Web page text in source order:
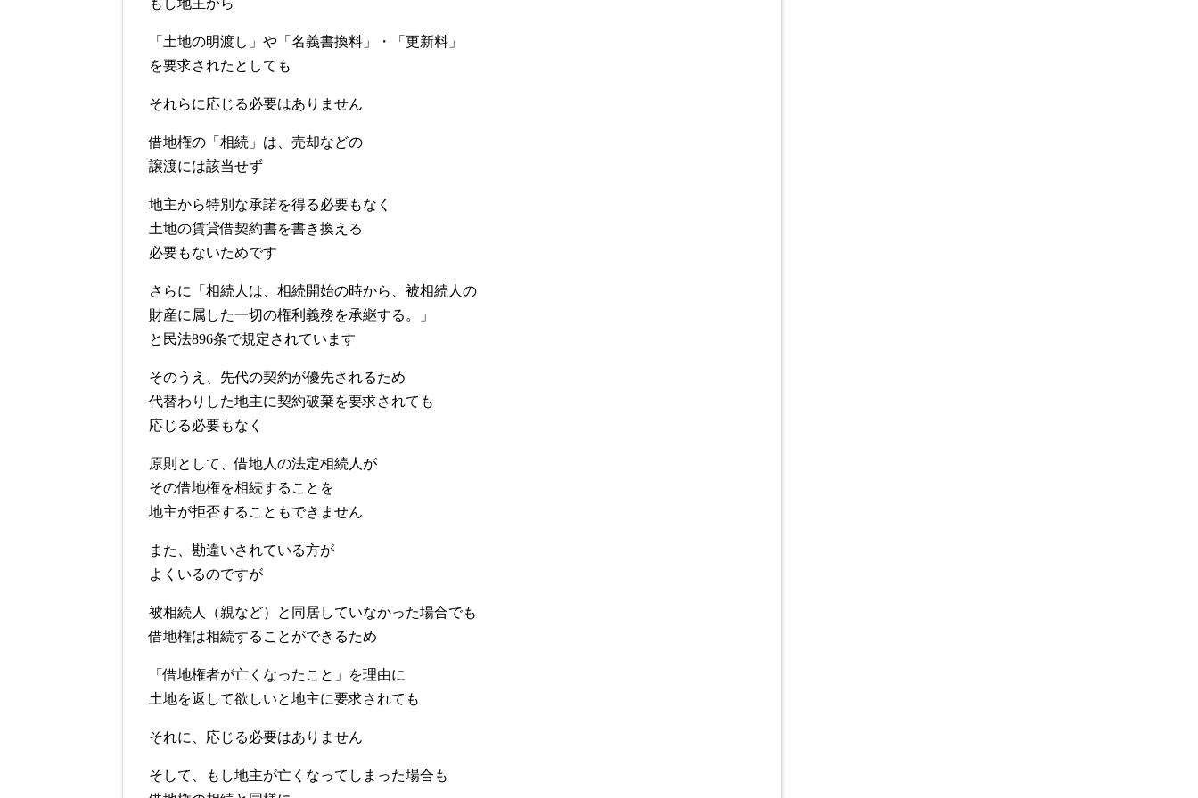
もし地主から
「土地の明渡し」や「名義書換料」・「更新料」
を要求されたとしても
それらに応じる必要はありません
借地権の「相続」は、売却などの
譲渡には該当せず
地主から特別な承諾を得る必要もなく
土地の賃貸借契約書を書き換える
必要もないためです
さらに「相続人は、相続開始の時から、被相続人の
財産に属した一切の権利義務を承継する。」
と民法896条で規定されています
そのうえ、先代の契約が優先されるため
代替わりした地主に契約破棄を要求されても
応じる必要もなく
原則として、借地人の法定相続人が
その借地権を相続することを
地主が拒否することもできません
また、勘違いされている方が
よくいるのですが
被相続人（親など）と同居していなかった場合でも
借地権は相続することができるため
「借地権者が亡くなったこと」を理由に
土地を返して欲しいと地主に要求されても
それに、応じる必要はありません
そして、もし地主が亡くなってしまった場合も